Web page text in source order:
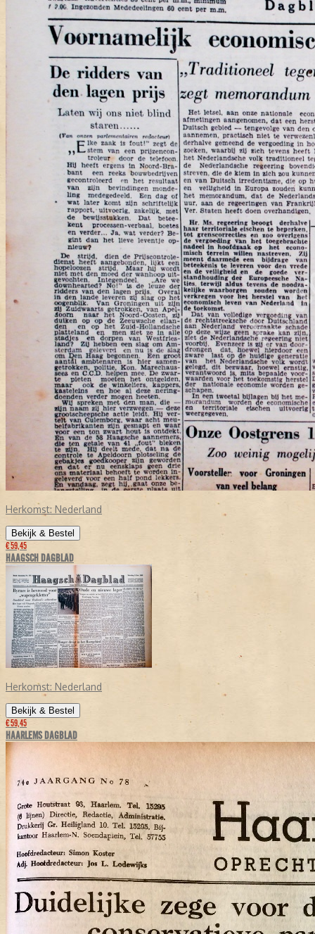
Herkomst: Nederland
Bekijk & Bestel
€ 59,45
HAAGSCH DAGBLAD
Herkomst: Nederland
Bekijk & Bestel
€ 59,45
HAARLEMS DAGBLAD